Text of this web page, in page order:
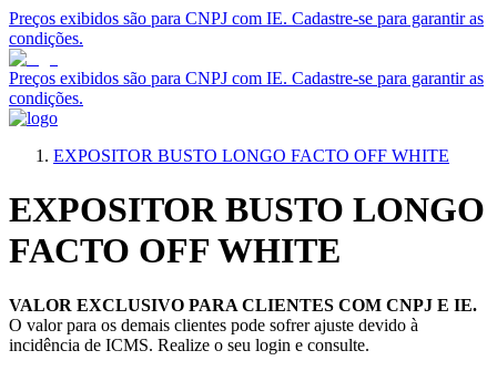
Preços exibidos são para CNPJ com IE. Cadastre-se para garantir as
condições.
Preços exibidos são para CNPJ com IE. Cadastre-se para garantir as
condições.
EXPOSITOR BUSTO LONGO FACTO OFF WHITE
EXPOSITOR BUSTO LONGO
FACTO OFF WHITE
VALOR EXCLUSIVO PARA CLIENTES COM CNPJ E IE.
O valor para os demais clientes pode sofrer ajuste devido à
incidência de ICMS. Realize o seu login e consulte.